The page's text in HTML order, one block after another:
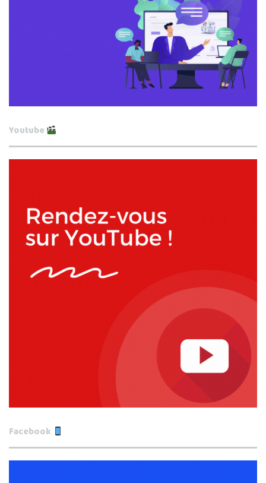
Youtube
Facebook